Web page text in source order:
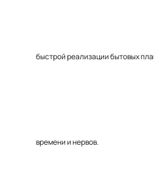
быстрой реализации бытовых
времени и нервов.